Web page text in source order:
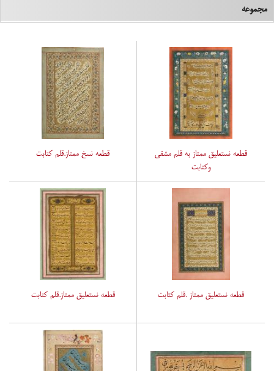
مجموعه
قطعه نستعلیق ممتاز به قلم مشقی
وکتابت
قطعه نسخ ممتاز.قلم کتابت
قطعه نستعلیق ممتاز .قلم کتابت قطعه نستعلیق ممتاز.قلم کتابت